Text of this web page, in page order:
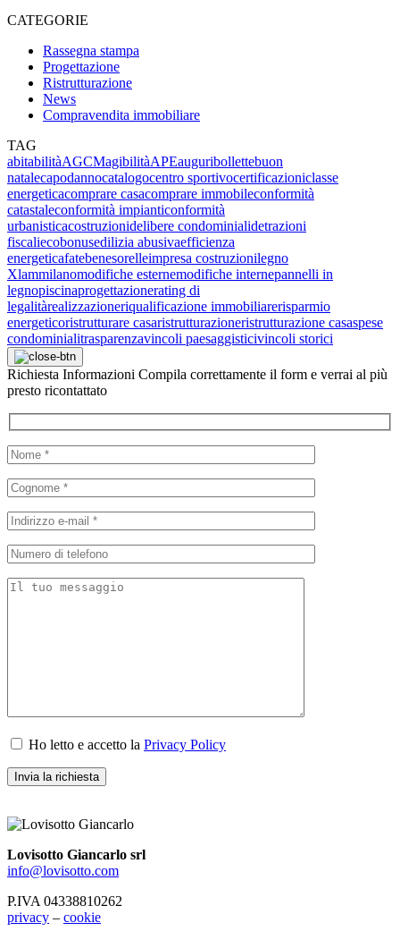
CATEGORIE
Rassegna stampa
Progettazione
Ristrutturazione
News
Compravendita immobiliare
TAG
abitabilitàAGCMagibilitàAPEauguribollettebuon
natalecapodannocatalogocentro sportivocertificazioniclasse
energeticacomprare casacomprare immobileconformità
catastaleconformità impianticonformità
urbanisticacostruzionidelibere condominialidetrazioni
fiscaliecobonusedilizia abusivaefficienza
energeticafatebenesorelleimpresa costruzionilegno
Xlammilanomodifiche esternemodifiche internepannelli in
legnopiscinaprogettazionerating di
legalitàrealizzazioneriqualificazione immobiliarerisparmio
energeticoristrutturare casaristrutturazioneristrutturazione casaspese
condominialitrasparenzavincoli paesaggisticivincoli storici
Richiesta Informazioni Compila correttamente il form e verrai al più
presto ricontattato
Ho letto e accetto la Privacy Policy
Lovisotto Giancarlo srl
info@lovisotto.com
P.IVA 04338810262
privacy – cookie